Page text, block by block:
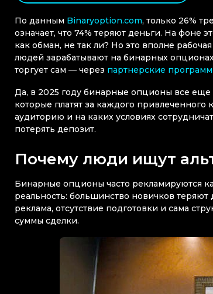
По данным Binaryoption.com, только 26%
означает, что 74% теряют деньги. На фоне
как обман, не так ли? Но это вполне
людей зарабатывают на бинарных
торгует сам — через партнерские
Да, в 2025 году бинарные опционы все
которые платят за каждого
аудиторию и на каких условиях
потерять депозит.
Почему люди ищут
Бинарные опционы часто рекламируются
реальность: большинство новичков
реклама, отсутствие подготовки и сама
суммы сделки.